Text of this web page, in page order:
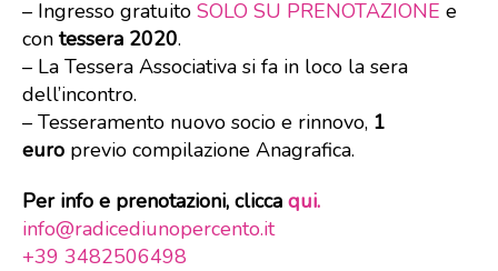
– Ingresso gratuito SOLO SU PRENOTAZIONE e
con tessera 2020.
– La Tessera Associativa si fa in loco la sera
dell’incontro.
– Tesseramento nuovo socio e rinnovo, 1
euro previo compilazione Anagrafica.
Per info e prenotazioni, clicca qui.
info@radicediunopercento.it
+39 3482506498